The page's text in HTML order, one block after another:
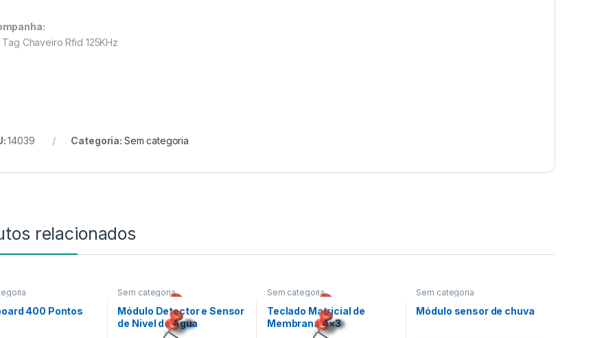
Tag Chaveiro Rfid 125KHz
14039 Categoria: Sem categoria
relacionados
400 Pontos
Sem categoria
Módulo Detector e Sensor
de Nivel de Água
Sem categoria
Teclado Matricial de
Membrana 4×3
Sem categoria
Módulo sensor de chuva